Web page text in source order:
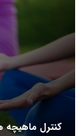
کنترل ماهیچه